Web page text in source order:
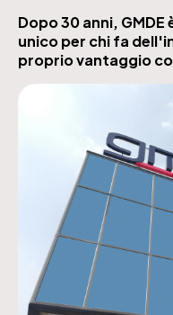
Dopo 30 anni,
unico per chi fa
proprio vantaggio